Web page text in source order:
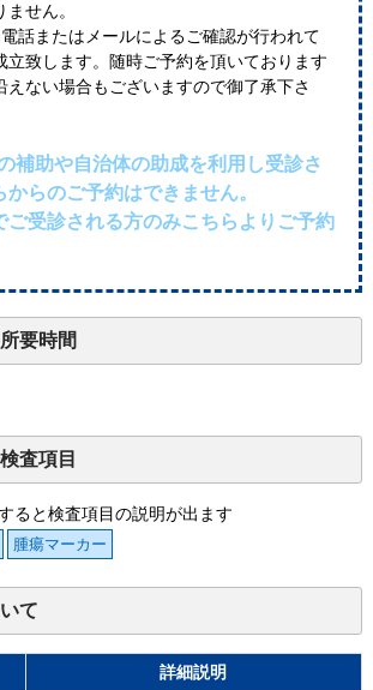
せん。
電話またはメールによるご確認が行われて
立致します。随時ご予約を頂いております
えない場合もございますので御了承下さ
補助や自治体の助成を利用し受診さ
らのご予約はできません。
ご受診される方のみこちらよりご予約
要時間
査項目
ると検査項目の説明が出ます
腫瘍マーカー
て
詳細説明